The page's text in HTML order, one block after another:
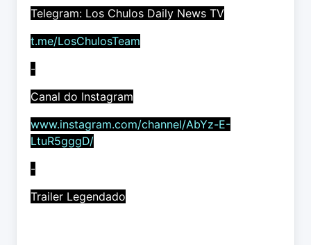
Telegram: Los Chulos Daily News TV
t.me/LosChulosTeam
-
Canal do Instagram
www.instagram.com/channel/AbYz-E-
LtuR5gggD/
-
Trailer Legendado